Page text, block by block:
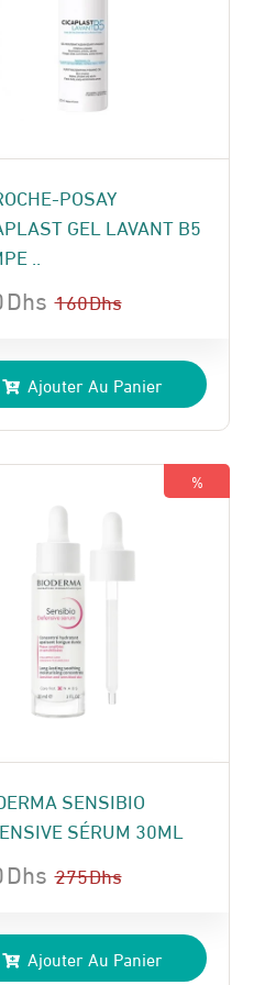
POSAY
GEL LAVANT B5
..
160Dhs
:
Dhs.
Dhs
Dhs.
Ajouter Au Panier
%
SENSIBIO
SÉRUM 30ML
275Dhs
Dhs
Ajouter Au Panier